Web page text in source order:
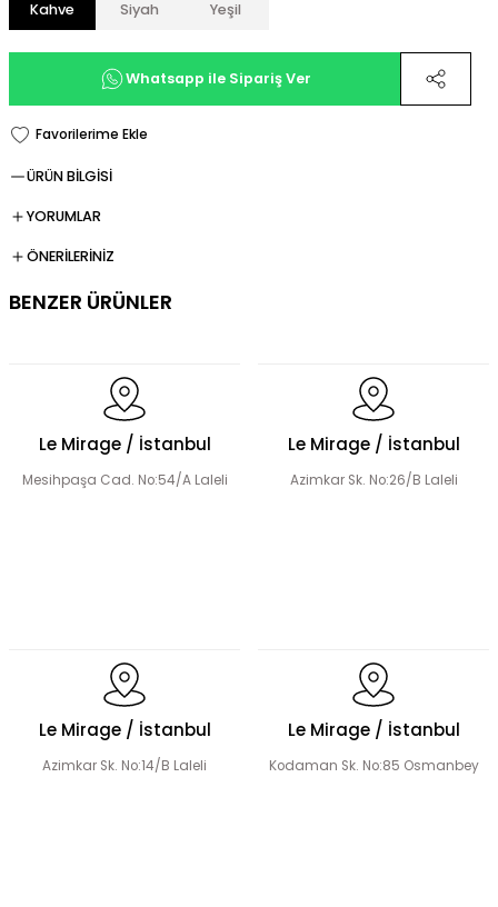
Kahve Siyah Yeşil
Whatsapp ile Sipariş Ver
ÜRÜN BİLGİSİ
YORUMLAR
ÖNERİLERİNİZ
BENZER ÜRÜNLER
Le Mirage / İstanbul
Mesihpaşa Cad. No:54/A Laleli
Le Mirage / İstanbul
Azimkar Sk. No:26/B Laleli
Le Mirage / İstanbul
Azimkar Sk. No:14/B Laleli
Le Mirage / İstanbul
Kodaman Sk. No:85 Osmanbey